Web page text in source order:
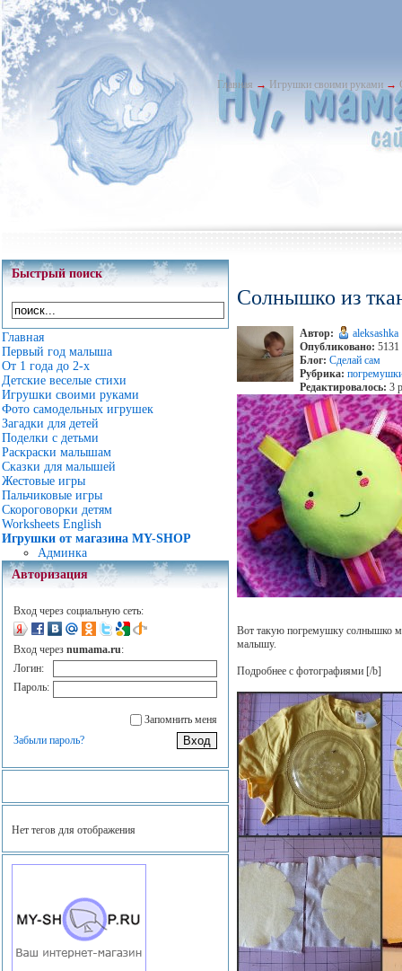
Главная → Игрушки своими руками →
Быстрый поиск
Главная
Первый год малыша
От 1 года до 2-х
Детские веселые стихи
Игрушки своими руками
Фото самодельных игрушек
Загадки для детей
Поделки с детьми
Раскраски малышам
Сказки для малышей
Жестовые игры
Пальчиковые игры
Скороговорки детям
Worksheets English
Игрушки от магазина MY-SHOP
Админка
Авторизация
Вход через социальную сеть:
Вход через numama.ru:
Логин:
Пароль:
Запомнить меня
Забыли пароль?
Нет тегов для отображения
Солнышко из
Автор:
aleksashka
Опубликовано: 5131
Блог: Сделай сам
Рубрика:
Редактировалось: 3
Вот такую погремушку солнышко
малышу.
Подробнее с фотографиями [/b]